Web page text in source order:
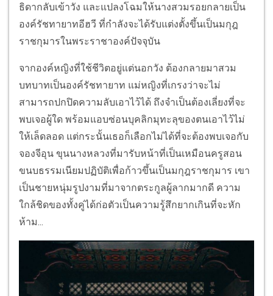
ธิดากลับเข้าวัง และแปลงโฉมให้นางสวมรอยกลายเป็น
องค์รัชทายาทอีฮวี ที่กำลังจะได้รับแต่งตั้งขึ้นเป็นมกุฎ
ราชกุมารในพระราชาองค์ปัจจุบัน
จากองค์หญิงที่ใช้ชีวิตอยู่แต่นอกวัง ต้องกลายมาสวม
บทบาทเป็นองค์รัชทายาท แม่หญิงที่เกรงว่าจะไม่
สามารถปกปิดความลับเอาไว้ได้ ถึงจำเป็นต้องเลี่ยงที่จะ
พบเจอผู้ใด พร้อมแอบซ่อนบุคลิกมุทะลุของตนเอาไว้ไม่
ให้เล็ดลอด แต่กระนั้นเธอก็เลือกไม่ได้ที่จะต้องพบเจอกับ
จองจีอุน ขุนนางหลวงที่มารับหน้าที่เป็นเหมือนครูสอน
ขนบธรรมเนียมปฏิบัติเพื่อก้าวขึ้นเป็นมกุฎราชกุมาร เขา
เป็นชายหนุ่มรูปงามที่มาจากตระกูลผู้ลากมากดี ความ
ใกล้ชิดของทั้งคู่ได้ก่อตัวเป็นความรู้สึกยากเกินที่จะหัก
ห้าม...